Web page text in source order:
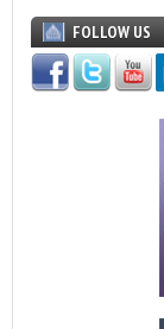
FOLLOW US